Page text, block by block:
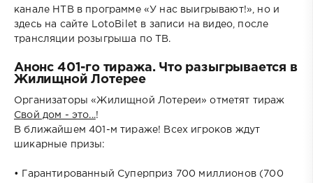
канале НТВ в программе «У нас выигрывают!», но и
здесь на сайте LotoBilet в записи на видео, после
трансляции розыгрыша по ТВ.
Анонс 401-го тиража. Что разыгрывается в
Жилищной Лотерее
Организаторы «Жилищной Лотереи» отметят тираж
Свой дом - это...!
В ближайшем 401-м тираже! Всех игроков ждут
шикарные призы:
• Гарантированный Суперприз 700 миллионов (700